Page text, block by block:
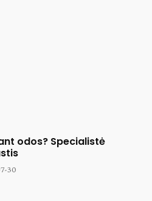
odos? Specialistė
30